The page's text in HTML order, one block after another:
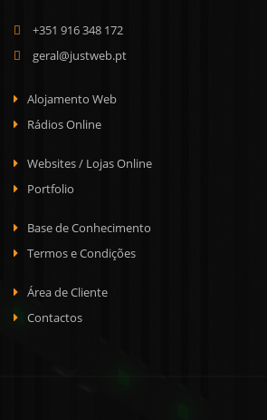
+351 916 348 172
geral@justweb.pt
Alojamento Web
Rádios Online
Websites / Lojas Online
Portfolio
Base de Conhecimento
Termos e Condições
Área de Cliente
Contactos